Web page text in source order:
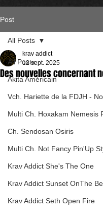
Post
All Posts
Akita Américain
Vch. Hariette de la FDJH -
Multi Ch. Hoxakam Nemesis
Ch. Sendosan Osiris
Multi Ch. Not Fancy Pin'Up
Krav Addict She's The One
Krav Addict Sunset OnThe
Krav Addict Seth Open Fire
All Posts
Des nouvelles concernant
krav addict
12 sept. 2025